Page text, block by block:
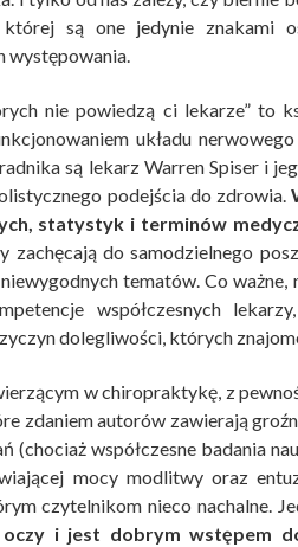
są one jedynie znakami
występowania.
nie powiedzą ci lekarze” to
układu
są lekarz Warren Spiser i
podejścia do zdrowia.
statystyk i terminów
zachęcają do samodzielnego
tematów. Co
współczesnych
dolegliwości, których
w chiropraktykę, z
zdaniem autorów zawierają
(chociaż współczesne badania
mocy modlitwy oraz
czytelnikom nieco nachalne.
i jest dobrym wstępem